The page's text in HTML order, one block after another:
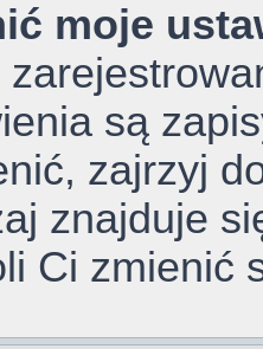
moje
są
zajrzyj
znajduje
Ci zmienić